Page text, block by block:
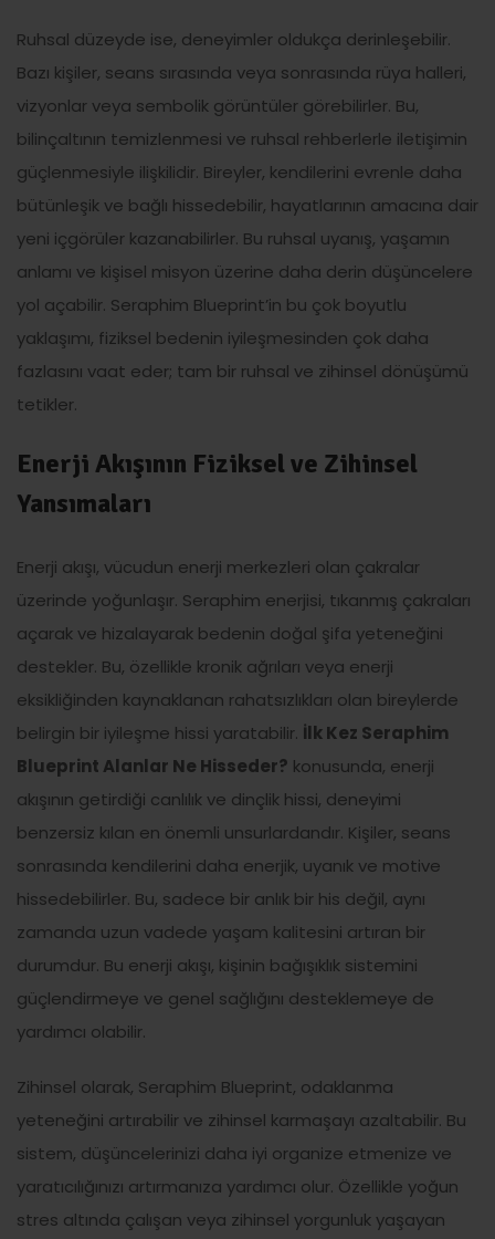
Ruhsal düzeyde ise, deneyimler oldukça derinleşebilir.
Bazı kişiler, seans sırasında veya sonrasında rüya halleri,
vizyonlar veya sembolik görüntüler görebilirler. Bu,
bilinçaltının temizlenmesi ve ruhsal rehberlerle iletişimin
güçlenmesiyle ilişkilidir. Bireyler, kendilerini evrenle daha
bütünleşik ve bağlı hissedebilir, hayatlarının amacına dair
yeni içgörüler kazanabilirler. Bu ruhsal uyanış, yaşamın
anlamı ve kişisel misyon üzerine daha derin düşüncelere
yol açabilir. Seraphim Blueprint’in bu çok boyutlu
yaklaşımı, fiziksel bedenin iyileşmesinden çok daha
fazlasını vaat eder; tam bir ruhsal ve zihinsel dönüşümü
tetikler.
Enerji Akışının Fiziksel ve Zihinsel
Yansımaları
Enerji akışı, vücudun enerji merkezleri olan çakralar
üzerinde yoğunlaşır. Seraphim enerjisi, tıkanmış çakraları
açarak ve hizalayarak bedenin doğal şifa yeteneğini
destekler. Bu, özellikle kronik ağrıları veya enerji
eksikliğinden kaynaklanan rahatsızlıkları olan bireylerde
belirgin bir iyileşme hissi yaratabilir. İlk Kez Seraphim
Blueprint Alanlar Ne Hisseder? konusunda, enerji
akışının getirdiği canlılık ve dinçlik hissi, deneyimi
benzersiz kılan en önemli unsurlardandır. Kişiler, seans
sonrasında kendilerini daha enerjik, uyanık ve motive
hissedebilirler. Bu, sadece bir anlık bir his değil, aynı
zamanda uzun vadede yaşam kalitesini artıran bir
durumdur. Bu enerji akışı, kişinin bağışıklık sistemini
güçlendirmeye ve genel sağlığını desteklemeye de
yardımcı olabilir.
Zihinsel olarak, Seraphim Blueprint, odaklanma
yeteneğini artırabilir ve zihinsel karmaşayı azaltabilir. Bu
sistem, düşüncelerinizi daha iyi organize etmenize ve
yaratıcılığınızı artırmanıza yardımcı olur. Özellikle yoğun
stres altında çalışan veya zihinsel yorgunluk yaşayan